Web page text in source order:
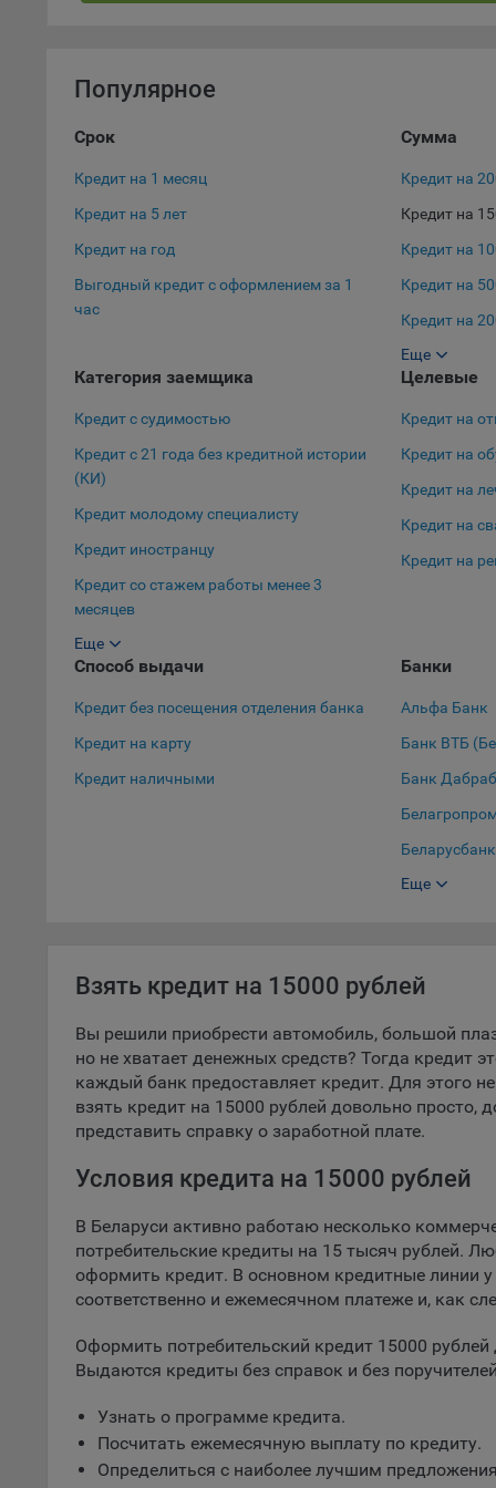
При
16.
Inc.
Популярное
Срок
Кредит на 1 месяц
Кредит на 5 лет
Кредит на год
Выгодный кредит с оформлением за 1
час
Сумма
Кредит на
Кредит на
Кредит на
Кредит на
Кредит на
Кредит на
Еще
Категория заемщика
Кредит с судимостью
Кредит с 21 года без кредитной истории
(КИ)
Кредит молодому специалисту
Кредит иностранцу
Кредит со стажем работы менее 3
месяцев
Кредит в декретном отпуске
Кредит с 19 лет
Кредит с 18 лет
Кредит студенту
Кредит для пенсионеров
Еще
Целевые
Кредит на
Кредит на
Кредит на
Кредит на
Кредит на
Способ выдачи
Кредит без посещения отделения банка
Кредит на карту
Кредит наличными
Банки
Альфа Банк
Банк ВТБ
Банк
Беларусбанк
Банк БелВЭБ
БНБ-Банк
БСБ Банк
Сбер Банк
Нео Банк
СтатусБанк
МТбанк
Приорбанк
Банк РРБ
Технобанк
ТК Банк
Банк
Еще
Взять кредит на 15000 рублей
Вы решили приобрести автомобиль, большой
но не хватает денежных средств? Тогда кредит
каждый банк предоставляет кредит. Для этого
взять кредит на 15000 рублей довольно просто,
представить справку о заработной плате.
Условия кредита на 15000 рублей
В Беларуси активно работаю несколько
потребительские кредиты на 15 тысяч рублей.
оформить кредит. В основном кредитные линии у
соответственно и ежемесячном платеже и, как
Оформить потребительский кредит 15000
Выдаются кредиты без справок и без
Узнать о программе кредита.
Посчитать ежемесячную выплату по кредиту.
Определиться с наиболее лучшим